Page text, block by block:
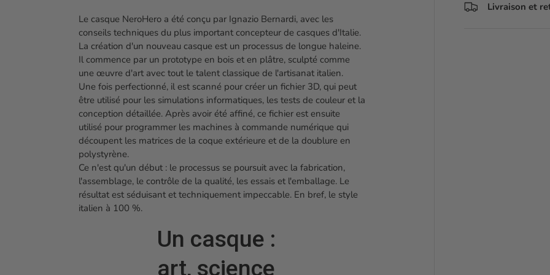
Livraison et
Le casque NeroHero a été conçu par Ignazio Bernardi, avec les
conseils techniques du plus important concepteur de casques d'Italie.
La création d'un nouveau casque est un processus de longue haleine.
Il commence par un prototype en bois et en plâtre, sculpté comme
une œuvre d'art avec tout le talent classique de l'artisanat italien.
Une fois perfectionné, il est scanné pour créer un fichier 3D, qui peut
être utilisé pour les simulations informatiques, les tests de couleur et la
conception détaillée. Après avoir été affiné, ce fichier est ensuite
utilisé pour programmer les machines à commande numérique qui
découpent les matrices de la coque extérieure et de la doublure en
polystyrène.
Ce n'est qu'un début : le processus se poursuit avec la fabrication,
l'assemblage, le contrôle de la qualité, les essais et l'emballage. Le
résultat est séduisant et techniquement impeccable. En bref, le style
italien à 100 %.
Un casque :
art, science